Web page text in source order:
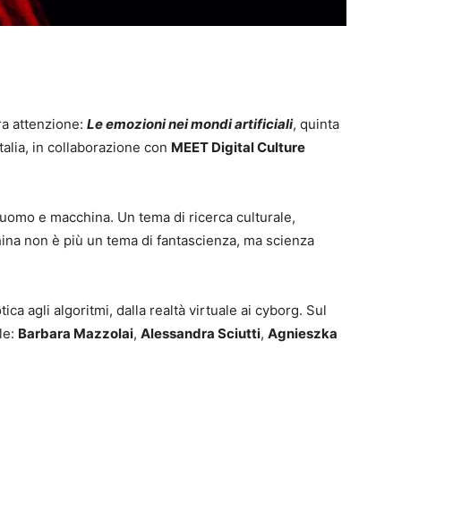
attenzione: Le emozioni nei mondi artificiali, quinta
in collaborazione con MEET Digital Culture
e macchina. Un tema di ricerca culturale,
non è più un tema di fantascienza, ma scienza
agli algoritmi, dalla realtà virtuale ai cyborg. Sul
Barbara Mazzolai, Alessandra Sciutti, Agnieszka